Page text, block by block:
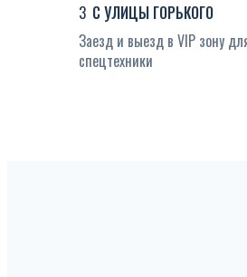
С УЛИЦЫ ГОРЬКОГО
Заезд и выезд в VIP зону
спецтехники